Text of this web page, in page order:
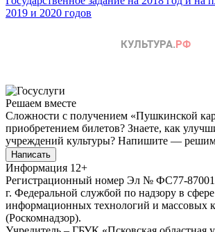
2019 и 2020 годов
Решаем вместе
Сложности с получением «Пушкинской
приобретением билетов? Знаете, как
учреждений культуры? Напишите —
Написать
Информация 12+
Регистрационный номер Эл № ФС77-
г. Федеральной службой по надзору в сфере
информационных технологий и массовых
(Роскомнадзор).